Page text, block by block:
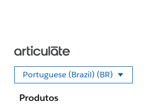
Portuguese (Brazil) (BR)
Selecione seu idioma
Produtos